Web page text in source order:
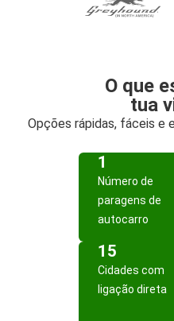
O que
tua
Opções rápidas, fáceis e
1
Número de
paragens de
autocarro
15
Cidades com
ligação direta